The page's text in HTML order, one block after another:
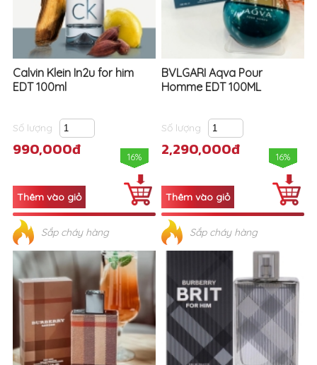
Calvin Klein In2u for him
EDT 100ml
Số lượng
990,000đ 16%
Sắp cháy hàng
BVLGARI Aqva Pour
Homme EDT 100ML
Số lượng
2,290,000đ 16%
Sắp cháy hàng